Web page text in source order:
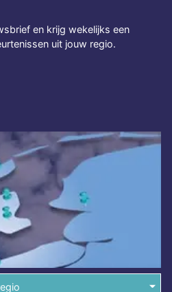
en krijg wekelijks een
uit jouw regio.